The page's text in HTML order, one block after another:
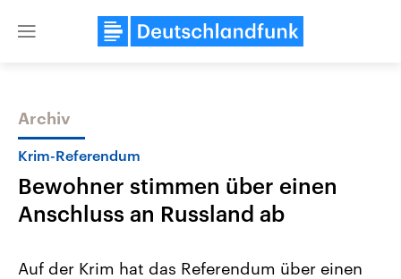
Close
Themen
Archiv
Krim-Referendum
Bewohner stimmen über einen
Anschluss an Russland ab
Auf der Krim hat das Referendum über einen